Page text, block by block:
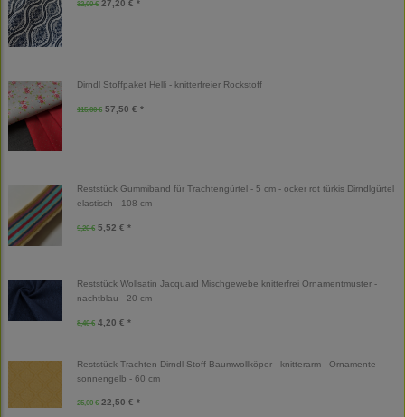
32,00 € 27,20 € *
Dirndl Stoffpaket Helli - knitterfreier Rockstoff
115,00 € 57,50 € *
Reststück Gummiband für Trachtengürtel - 5 cm - ocker rot türkis Dirndlgürtel
elastisch - 108 cm
9,20 € 5,52 € *
Reststück Wollsatin Jacquard Mischgewebe knitterfrei Ornamentmuster -
nachtblau - 20 cm
8,40 € 4,20 € *
Reststück Trachten Dirndl Stoff Baumwollköper - knitterarm - Ornamente -
sonnengelb - 60 cm
25,00 € 22,50 € *